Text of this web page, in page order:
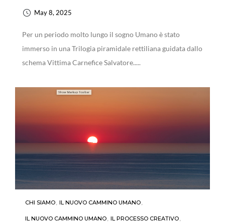
May 8, 2025
Per un periodo molto lungo il sogno Umano è stato
immerso in una Trilogia piramidale rettiliana guidata dallo
schema Vittima Carnefice Salvatore.....
CHI SIAMO, IL NUOVO CAMMINO UMANO,
IL NUOVO CAMMINO UMANO, IL PROCESSO CREATIVO,